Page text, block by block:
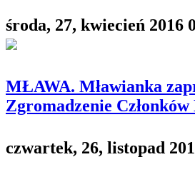
środa, 27, kwiecień 2016
MŁAWA. Mławianka
Zgromadzenie
czwartek, 26, listopad